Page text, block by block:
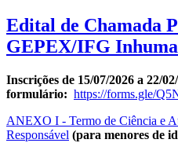
Edital de Chamada
GEPEX/IFG
Inscrições de 15/07/2026 a 22/
formulário: https://forms.gle/
ANEXO I - Termo de Ciência e
Responsável (para menores de